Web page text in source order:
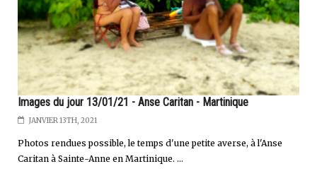
Images du jour 13/01/21 - Anse Caritan - Martinique
JANVIER 13TH, 2021
Photos rendues possible, le temps d'une petite averse, à l'Anse
Caritan à Sainte-Anne en Martinique. ...